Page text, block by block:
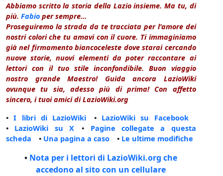
Abbiamo scritto la storia della Lazio insieme. Ma tu, di
più. Fabio per sempre...
Proseguiremo la strada da te tracciata per l'amore dei
nostri colori che tu amavi con il cuore. Ti immaginiamo
già nel firmamento biancoceleste dove starai cercando
nuove storie, nuovi elementi da poter raccontare ai
lettori con il tuo stile inconfondibile. Buon viaggio
nostro grande Maestro! Guida ancora LazioWiki
ovunque tu sia, adesso più di prima! Con affetto
sincero, i tuoi amici di LazioWiki.org
•I libri di LazioWiki • LazioWiki su Facebook
• LazioWiki su X • Pagine collegate a questa
scheda • Una pagina a caso • Le ultime modifiche
• Nota per i lettori di LazioWiki.org che
accedono al sito con un cellulare